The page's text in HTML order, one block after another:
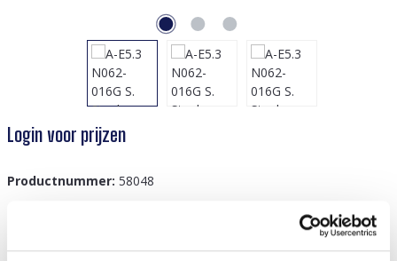
Login voor prijzen
Productnummer: 58048